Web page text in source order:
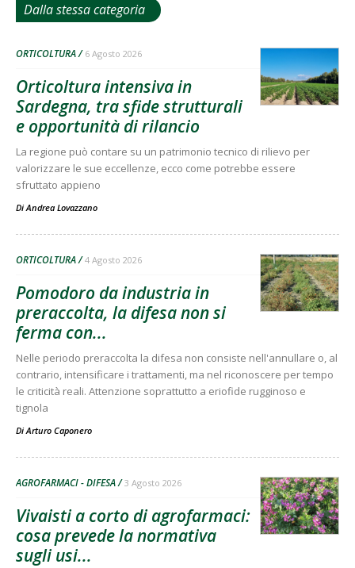
Dalla stessa categoria
ORTICOLTURA 6 Agosto 2026
Orticoltura intensiva in
Sardegna, tra sfide strutturali
e opportunità di rilancio
La regione può contare su un patrimonio tecnico di rilievo per
valorizzare le sue eccellenze, ecco come potrebbe essere
sfruttato appieno
DiAndrea Lovazzano
ORTICOLTURA 4 Agosto 2026
Pomodoro da industria in
preraccolta, la difesa non si
ferma con...
Nelle periodo preraccolta la difesa non consiste nell'annullare o, al
contrario, intensificare i trattamenti, ma nel riconoscere per tempo
le criticità reali. Attenzione soprattutto a eriofide rugginoso e
tignola
DiArturo Caponero
AGROFARMACI - DIFESA 3 Agosto 2026
Vivaisti a corto di agrofarmaci:
cosa prevede la normativa
sugli usi...